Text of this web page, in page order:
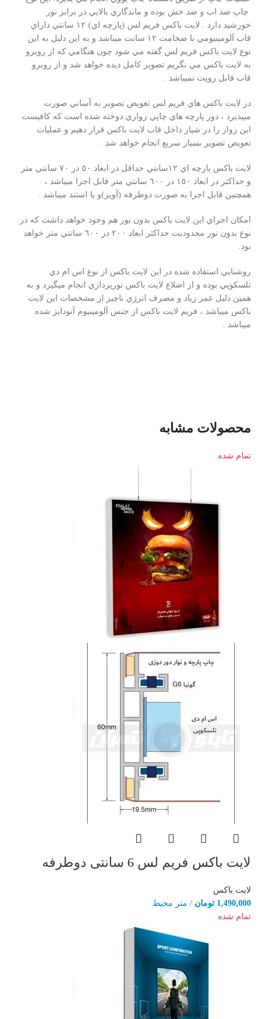
چاپ ضد اب و ضد خش بوده و ماندگاري بالايي در برابر نور
خورشيد دارد . لايت باكس فريم لس (پارچه اي) ١٢ سانتي داراي
قاب آلومينيومي با ضخامت ١٢ سانت ميباشد و به اين دليل به اين
نوع لايت باكس فريم لس گفته مي شود چون هنگامي كه از روبرو
به لايت باكس مي نگريم تصوير كامل ديده خواهد شد و از روبرو
قاب قابل رويت نميباشد .
در لايت باكس هاي فريم لس تعويض تصوير به آساني صورت
ميپذيرد ، دور پارچه هاي چاپي زواري دوخته شده است كه كافيست
اين زوار را در شيار داخل قاب لايت باكس قرار دهيم و عمليات
تعويض تصوير بسيار سريع انجام خواهد شد .
لايت باكس پارچه اي ١٢سانتي حداقل در ابعاد ٥٠ در ٧٠ سانتي متر
و حداكثر در ابعاد ١٥٠ در ٦٠٠ سانتي متر قابل اجرا ميباشد ،
همچنين قابل اجرا به صورت دوطرفه (آويز)و يا استند ميباشد .
امكان اجراي اين لايت باكس بدون نور هم وجود خواهد داشت كه در
نوع بدون نور محدوديت حداكثر ابعاد ٢٠٠ در ٦٠٠ سانتي متر خواهد
بود.
روشنايي استفاده شده در اين لايت باكس از نوع اس ام دي
تلسكوپي بوده و از اضلاع لايت باكس نورپردازي انجام ميگيرد و به
همين دليل عمر زياد و مصرف انرژي ناچيز از مشخصات اين لايت
باكس ميباشد ، فريم لايت باكس از جنس آلومينيوم آنودايز شده
ميباشد .
محصولات مشابه
تمام شده
لایت باکس فریم لس 6 سانتی دوطرفه
لایت باکس
1,490,000 تومان / متر محیط
تمام شده